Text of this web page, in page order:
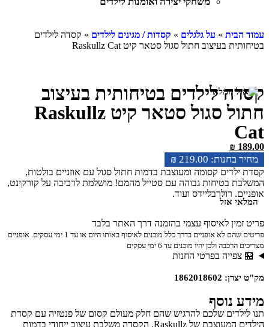
עמוד הבית » על גלגלים » קסדות / מגינים לילדים » קסדה לילדים
בטיחותית בעיצוב חתול סגול סטאר קיט Raskullz Cat
קסדה לילדים בטיחותית בעיצוב
חתול סגול סטאר קיט Raskullz
Cat
₪ 219.00
₪ 189.00
קסדת ילדים קסומה ומעוצבת בדמות חתול סגול עם אוזניים בולטות,
המשלבת בטיחות גבוהה עם סטייל מהמם! מושלמת לרכיבה על קורקינט,
אופניים, רולרבליידס ועוד.
המלאי אזל
פריט זמין לאיסוף עצמי בהזמנה דרך האתר בלבד
פריטים שהם לא אופניים בדרך כלל מוכנים לאיסוף באותו היום או עד 1 ימי עסקים. אופניים
מצריכים הרכבה ולכן יהיו מוכנים עד 6 ימי עסקים
🏪 צפייה בפרטי החנות
מק"ט יצרן: 1862018602
מידע נוסף
תנו לילדים שלכם להרגיש שהם חלק מעולם קסום של פנטזיה עם קסדת
הילדים המעוצבת של Raskullz. הקסדה משלבת עיצוב ייחודי בדמות